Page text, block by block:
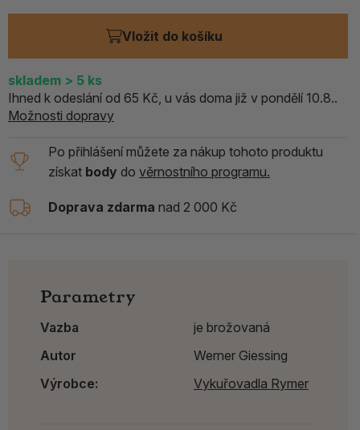
Vložit do košíku
skladem > 5 ks
Ihned k odeslání od 65 Kč, u vás doma již v pondělí 10.8..
Možnosti dopravy
Po přihlášení můžete za nákup tohoto produktu
získat body do věrnostního programu.
Doprava zdarma nad 2 000 Kč
Parametry
Vazba
je brožovaná
Autor
Werner Giessing
Výrobce:
Vykuřovadla Rymer